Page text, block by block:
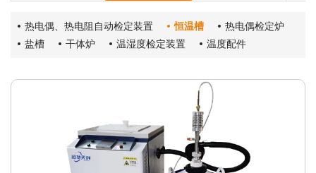
热电偶、热电阻自动检定装置 恒温槽
热电偶检定炉
盐槽
干体炉 温湿度检定装置 温度配件